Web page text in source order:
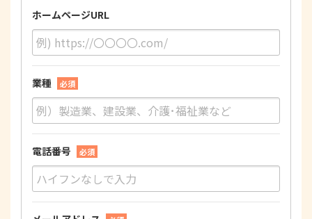
ホームページURL
業種 必須
電話番号 必須